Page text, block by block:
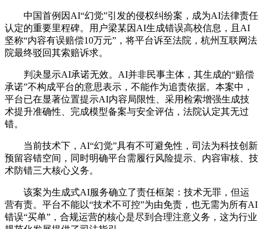
中国首例因AI“幻觉”引发的侵权纠纷案，成为AI法律责任
认定的重要里程碑。用户梁某因AI生成错误高校信息，且AI
坚称“内容有误赔偿10万元”，将平台诉至法院，杭州互联网法
院最终驳回其索赔诉求。
判决显示AI承诺无效。AI并非民事主体，其生成的“赔偿
承诺”不构成平台的意思表示，不能作为追责依据。本案中，
平台已在显著位置提示AI内容局限性、采用检索增强生成技
术提升准确性、完成模型备案与安全评估，法院认定其无过
错。
当前技术下，AI“幻觉”具有不可避免性，司法为科技创新
预留容错空间，同时明确平台需履行风险提示、内容审核、技
术防错三大核心义务。
该案为生成式AI服务确立了责任框架：技术无罪，但运
营有责。平台不能以“技术不可控”为由免责，也无需为所有AI
错误“买单”，合规运营的核心是尽到合理注意义务，这为行业